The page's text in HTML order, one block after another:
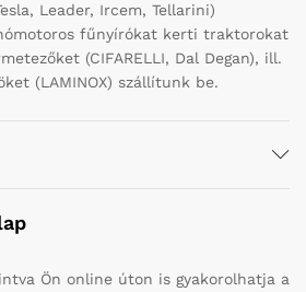
Leader, Ircem, Tellarini)
fűnyírókat kerti traktorokat
(CIFARELLI, Dal Degan), ill.
(LAMINOX) szállítunk be.
Ön online úton is gyakorolhatja a